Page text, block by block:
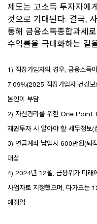
제도는 고소득 투자자에
것으로 기대된다. 결국,
통해 금융소득종합과세
수익률을 극대화하는 길
1) 직장가입자의 경우, 금융소득
7.09%(2025 직장가입자 건강보
본인이 부담
2) 자산관리를 위한 One Point
채권투자 시 알아야 할 세무정보
3) 연금계좌 납입시 600만원(퇴
대상
4) 2024년 12월, 금융위가 미래
사업자로 지정했으며, 다가오는
예정임